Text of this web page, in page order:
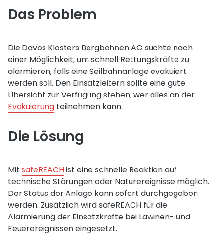
Das Problem
Die Davos Klosters Bergbahnen AG suchte nach
einer Möglichkeit, um schnell Rettungskräfte zu
alarmieren, falls eine Seilbahnanlage evakuiert
werden soll. Den Einsatzleitern sollte eine gute
Übersicht zur Verfügung stehen, wer alles an der
Evakuierung teilnehmen kann.
Die Lösung
Mit safeREACHist eine schnelle Reaktion auf
technische Störungen oder Naturereignisse möglich.
Der Status der Anlage kann sofort durchgegeben
werden. Zusätzlich wird safeREACH für die
Alarmierung der Einsatzkräfte bei Lawinen- und
Feuerereignissen eingesetzt.